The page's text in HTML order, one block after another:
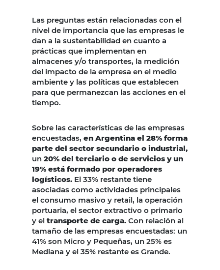
Las preguntas están relacionadas con el
nivel de importancia que las empresas le
dan a la sustentabilidad en cuanto a
prácticas que implementan en
almacenes y/o transportes, la medición
del impacto de la empresa en el medio
ambiente y las políticas que establecen
para que permanezcan las acciones en el
tiempo.
Sobre las características de las empresas
encuestadas, en Argentina el 28% forma
parte del sector secundario o industrial,
un 20% del terciario o de servicios y un
19% está formado por operadores
logísticos. El 33% restante tiene
asociadas como actividades principales
el consumo masivo y retail, la operación
portuaria, el sector extractivo o primario
y el transporte de carga. Con relación al
tamaño de las empresas encuestadas: un
41% son Micro y Pequeñas, un 25% es
Mediana y el 35% restante es Grande.